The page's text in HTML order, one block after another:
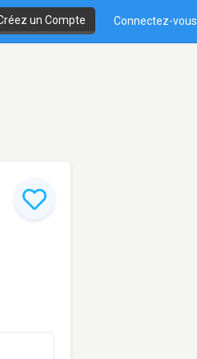
un Compte Connectez-vous